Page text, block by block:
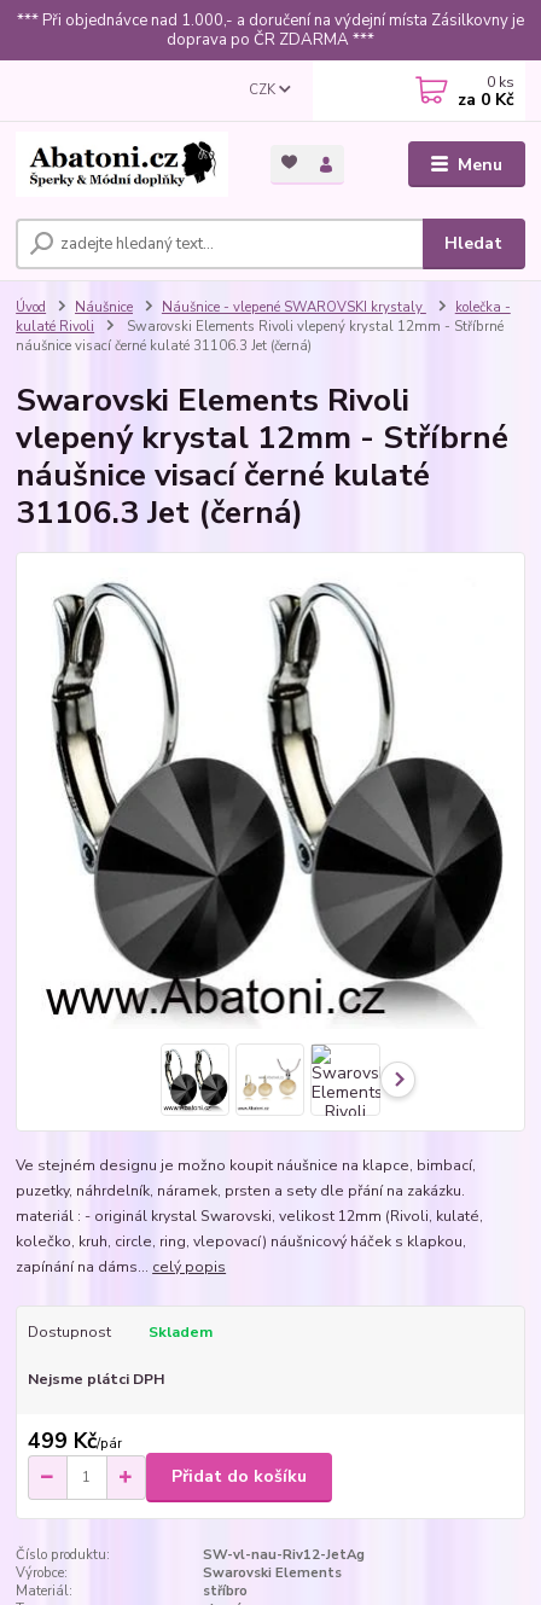
*** Při objednávce nad 1.000,- a doručení na výdejní místa Zásilkovny je
doprava po ČR ZDARMA ***
Menu
CZK
Hledat
0 ks
za 0 Kč
Úvod Náušnice Náušnice - vlepené SWAROVSKI krystaly
kolečka -
kulaté Rivoli
Swarovski Elements Rivoli vlepený krystal 12mm - Stříbrné
náušnice visací černé kulaté 31106.3 Jet (černá)
Swarovski Elements Rivoli
vlepený krystal 12mm - Stříbrné
náušnice visací černé kulaté
31106.3 Jet (černá)
Ve stejném designu je možno koupit náušnice na klapce, bimbací,
puzetky, náhrdelník, náramek, prsten a sety dle přání na zakázku.
materiál : - originál krystal Swarovski, velikost 12mm (Rivoli, kulaté,
kolečko, kruh, circle, ring, vlepovací) náušnicový háček s klapkou,
zapínání na dáms... celý popis
Dostupnost Skladem
Nejsme plátci DPH
499 Kč/pár
Přidat do košíku
Číslo produktu:
SW-vl-nau-Riv12-JetAg
Výrobce:
Swarovski Elements
Materiál:
stříbro